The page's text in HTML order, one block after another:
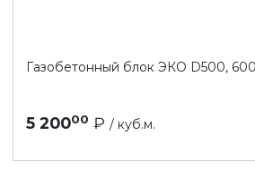
Газобетонный блок ЭКО D500,
5 20000 ₽ / куб.м.